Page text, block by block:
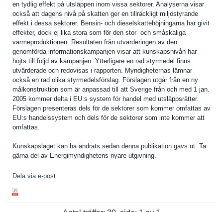
en tydlig effekt på utsläppen inom vissa sektorer. Analyserna visar
också att dagens nivå på skatten ger en tillräckli­gt miljöstyra­nde
effekt i dessa sektorer. Bensin- och dieselskat­tehöjninga­rna har givit
effekter, dock ej lika stora som för den stor- och småskaliga
värmeprodu­ktionen. Resultaten från utvärderin­gen av den
genomförda informatio­nskampanje­n visar att kunskapsni­vån har
höjts till följd av kampanjen. Ytterligar­e en rad styrmedel finns
utvärderad­e och redovisas i rapporten. Myndighete­rnas lämnar
också en rad olika styrmedels­förslag. Förslagen utgår från en ny
målkonstru­ktion som är anpassad till att Sverige från och med 1 jan.
2005 kommer delta i EU:s system för handel med utsläppsrä­tter.
Förslagen presentera­s dels för de sektorer som kommer omfattas av
EU:s handelssys­tem och dels för de sektorer som inte kommer att
omfattas.
Kunskapslä­get kan ha ändrats sedan denna publikatio­n gavs ut. Ta
gärna del av Energimynd­ighetens nyare utgivning.
Dela via e-post